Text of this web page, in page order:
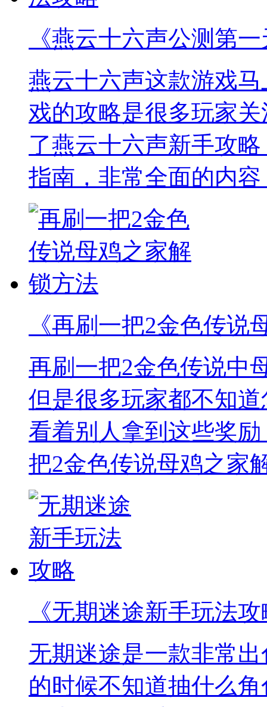
《燕云十六声公测第
燕云十六声这款游戏
戏的攻略是很多玩家
了燕云十六声新手攻
指南，非常全面的内
《再刷一把2金色传说
再刷一把2金色传说中
但是很多玩家都不知
看着别人拿到这些奖
把2金色传说母鸡之家
《无期迷途新手玩法
无期迷途是一款非常
的时候不知道抽什么